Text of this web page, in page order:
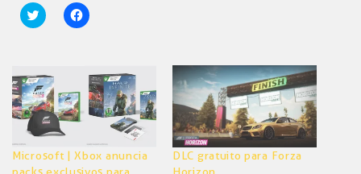
Clique
para
nova
janela)
Clique
para
nova
janela)
Microsoft | Xbox anuncia
packs exclusivos para
DLC gratuito para Forza
Horizon